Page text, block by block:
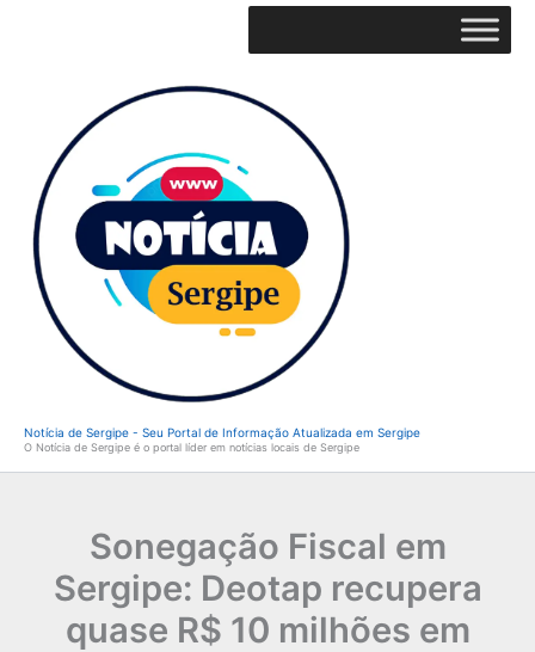
Notícia de Sergipe - Seu Portal de Informação Atualizada em Sergipe
O Notícia de Sergipe é o portal líder em notícias locais de Sergipe
Sonegação Fiscal em
Sergipe: Deotap recupera
quase R$ 10 milhões em